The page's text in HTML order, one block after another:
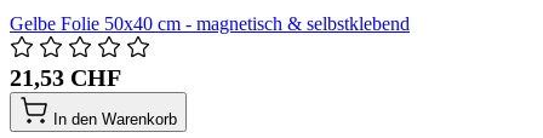
Gelbe Folie 50x40 cm - magnetisch & selbstklebend
21,53 CHF
In den Warenkorb